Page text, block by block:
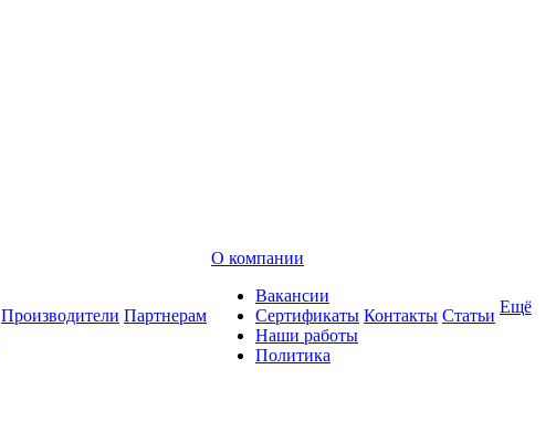
Производители Партнерам
О компании
Вакансии
Сертификаты
Наши работы
Политика
Контакты Статьи Ещё